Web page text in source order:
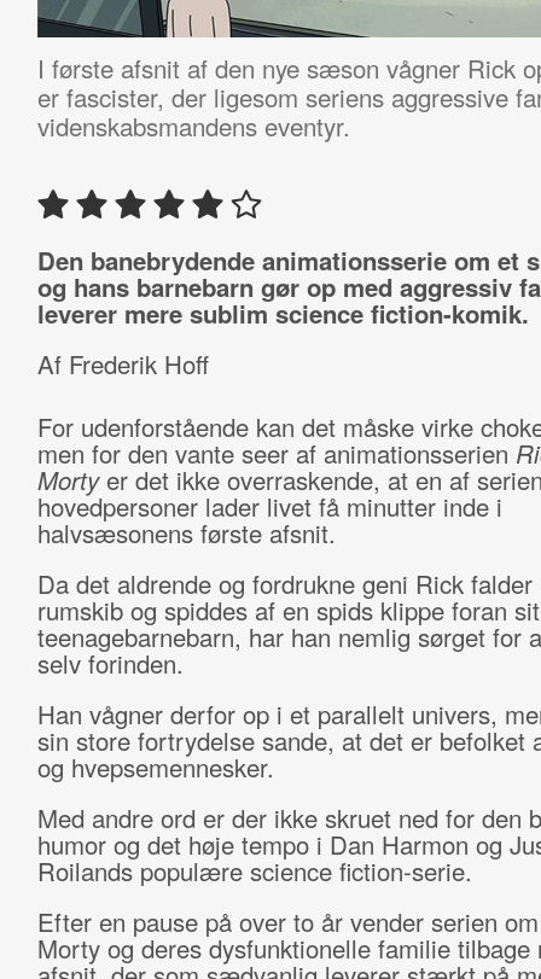
I første afsnit af den nye sæson vågner Rick
er fascister, der ligesom seriens aggressive
videnskabsmandens eventyr.
Den banebrydende animationsserie om et
og hans barnebarn gør op med aggressiv
leverer mere sublim science fiction-komik.
Af Frederik Hoff
For udenforstående kan det måske virke
men for den vante seer af animationsserien
Mortyer det ikke overraskende, at en af
hovedpersoner lader livet få minutter inde i
halvsæsonens første afsnit.
Da det aldrende og fordrukne geni Rick
rumskib og spiddes af en spids klippe foran sit
teenagebarnebarn, har han nemlig sørget for
selv forinden.
Han vågner derfor op i et parallelt univers,
sin store fortrydelse sande, at det er befolket
og hvepsemennesker.
Med andre ord er der ikke skruet ned for den
humor og det høje tempo i Dan Harmon og
Roilands populære science fiction-serie.
Efter en pause på over to år vender serien
Morty og deres dysfunktionelle familie tilbage